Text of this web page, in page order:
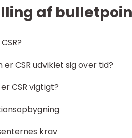
af
er CSR udviklet sig over tid?
CSR vigtigt?
krav